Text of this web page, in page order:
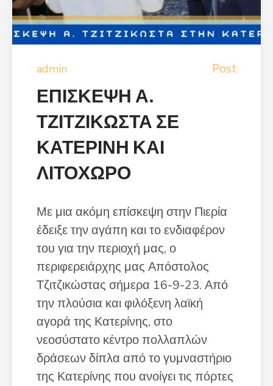
admin Post
ΕΠΙΣΚΕΨΗ Α.
ΤΖΙΤΖΙΚΩΣΤΑ ΣΕ
ΚΑΤΕΡΙΝΗ ΚΑΙ
ΛΙΤΟΧΩΡΟ
Με μια ακόμη επίσκεψη στην Πιερία
έδειξε την αγάπη και το ενδιαφέρον
του για την περιοχή μας, ο
περιφερειάρχης μας Απόστολος
Τζιτζικώστας σήμερα 16-9-23. Από
την πλούσια και φιλόξενη λαϊκή
αγορά της Κατερίνης, στο
νεοσύστατο κέντρο πολλαπλών
δράσεων δίπλα από το γυμναστήριο
της Κατερίνης που ανοίγει τις πόρτες